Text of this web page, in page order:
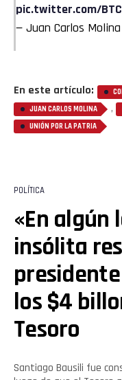
pic.twitter.com/
— Juan Carlos
En este artículo:
JUAN CARLOS MOLINA ,
UNIÓN POR LA PATRIA
POLÍTICA
«En algún
insólita
presidente
los $4
Tesoro
Santiago Bausili fue